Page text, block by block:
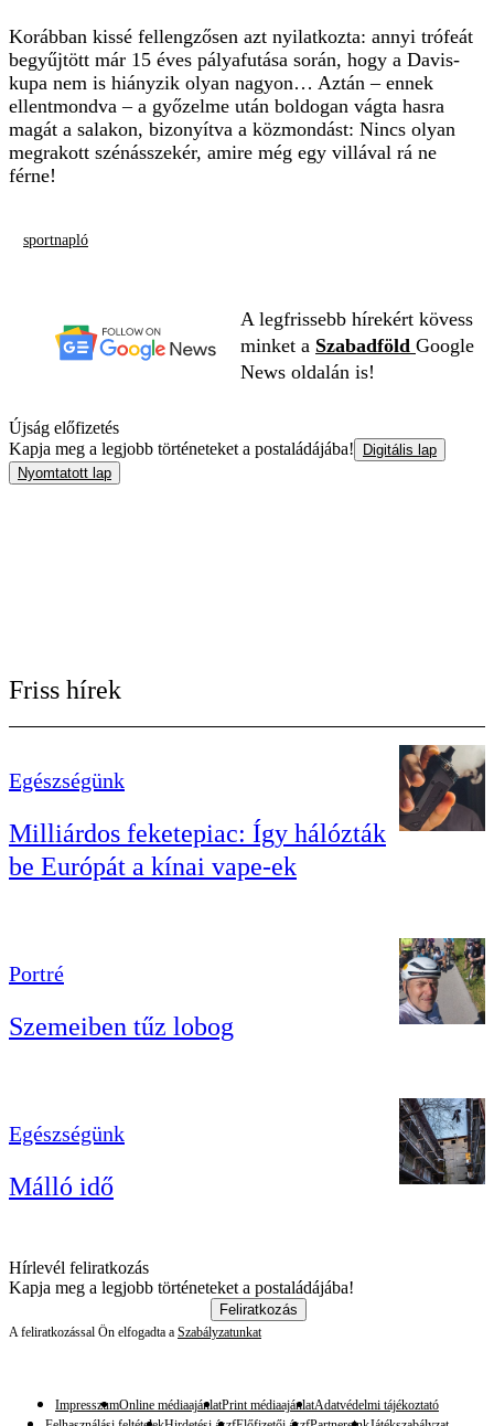
Korábban kissé fellengzősen azt nyilatkozta: annyi trófeát
begyűjtött már 15 éves pályafutása során, hogy a Davis-
kupa nem is hiányzik olyan nagyon… Aztán – ennek
ellentmondva – a győzelme után boldogan vágta hasra
magát a salakon, bizonyítva a közmondást: Nincs olyan
megrakott szénásszekér, amire még egy villával rá ne
férne!
sportnapló
A legfrissebb hírekért kövess
minket a Szabadföld Google
News oldalán is!
Újság előfizetés
Kapja meg a legjobb történeteket a postaládájába!
Digitális lap
Nyomtatott lap
Friss hírek
Egészségünk
Milliárdos feketepiac: Így hálózták
be Európát a kínai vape-ek
Portré
Szemeiben tűz lobog
Egészségünk
Málló idő
Hírlevél feliratkozás
Kapja meg a legjobb történeteket a postaládájába!
Feliratkozás
A feliratkozással Ön elfogadta a Szabályzatunkat
ImpresszumOnline médiaajánlatPrint médiaajánlatAdatvédelmi tájékoztató